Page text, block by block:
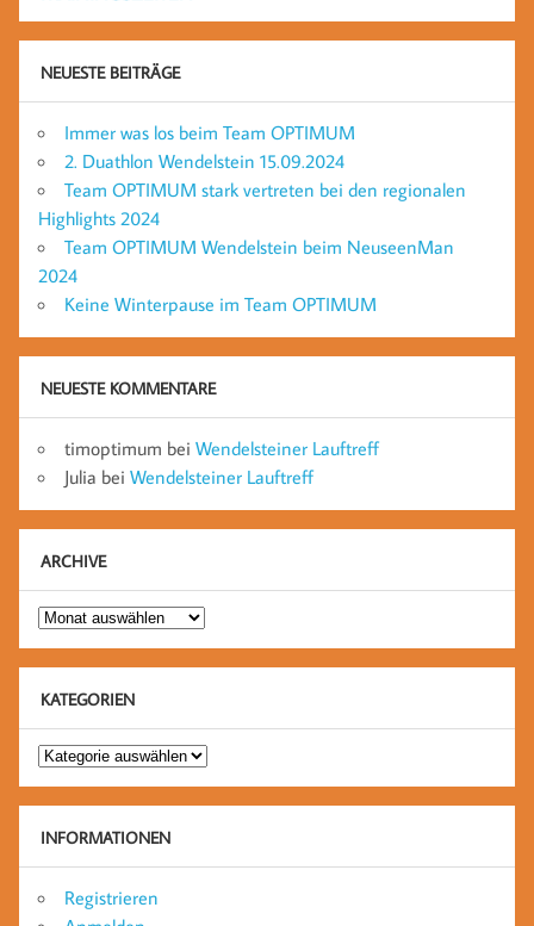
NEUESTE BEITRÄGE
Immer was los beim Team OPTIMUM
2. Duathlon Wendelstein 15.09.2024
Team OPTIMUM stark vertreten bei den regionalen
Highlights 2024
Team OPTIMUM Wendelstein beim NeuseenMan
2024
Keine Winterpause im Team OPTIMUM
NEUESTE KOMMENTARE
timoptimum bei Wendelsteiner Lauftreff
Julia bei Wendelsteiner Lauftreff
ARCHIVE
Archive
KATEGORIEN
Kategorien
INFORMATIONEN
Registrieren